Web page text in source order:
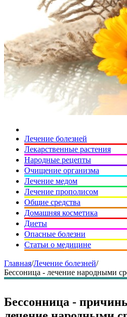
Лечение болезней
Лекарственные растения
Народные рецепты
Очищение организма
Лечение медом
Лечение прополисом
Общие средства
Домашняя косметика
Диеты
Опасные болезни
Статьи о медицине
Главная/Лечение болезней/
Бессоница - лечение народными
Бессонница -